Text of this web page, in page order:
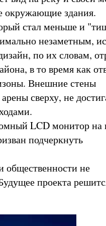
окружающие здания.
стал меньше и
незаметным,
по их словам,
в то время как
Внешние стены
сверху, не
LCD монитор на
подчеркнуть
общественности не
проекта